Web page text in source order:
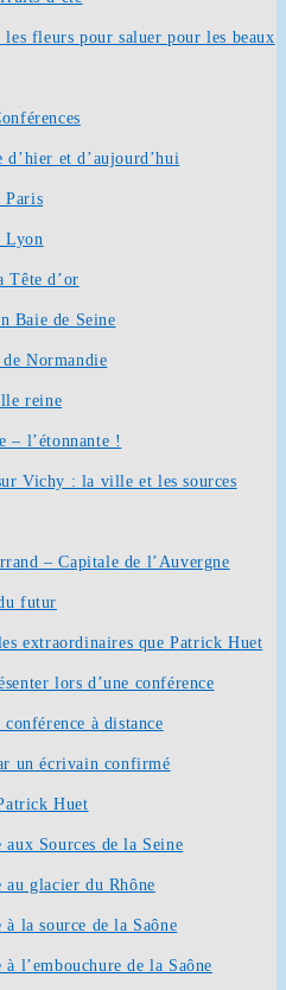
les fleurs pour saluer pour les beaux
d’hier et d’aujourd’hui
Paris
Lyon
Tête d’or
Baie de Seine
Normandie
reine
– l’étonnante !
Vichy : la ville et les sources
– Capitale de l’Auvergne
futur
extraordinaires que Patrick Huet
lors d’une conférence
à distance
un écrivain confirmé
Huet
Sources de la Seine
au glacier du Rhône
la source de la Saône
l’embouchure de la Saône